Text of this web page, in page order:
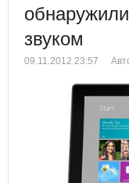
звуком
09.11.2012 23:57